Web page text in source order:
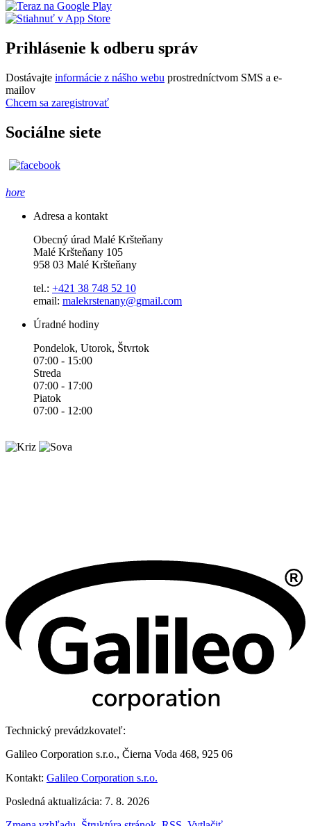
Prihlásenie k odberu správ
Dostávajte informácie z nášho webu prostredníctvom SMS a e-
mailov
Chcem sa zaregistrovať
Sociálne siete
hore
Adresa a kontakt
Obecný úrad Malé Kršteňany
Malé Kršteňany 105
958 03 Malé Kršteňany
tel.: +421 38 748 52 10
email: malekrstenany@gmail.com
Úradné hodiny
Pondelok, Utorok, Štvrtok
07:00 - 15:00
Streda
07:00 - 17:00
Piatok
07:00 - 12:00
Technický prevádzkovateľ:
Galileo Corporation s.r.o., Čierna Voda 468, 925 06
Kontakt: Galileo Corporation s.r.o.
Posledná aktualizácia: 7. 8. 2026